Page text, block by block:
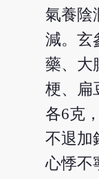
氣養陰
減。玄
藥、大
梗、扁
各6克
不退加
心悸不